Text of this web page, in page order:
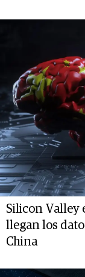
Silicon Valley
llegan los
China